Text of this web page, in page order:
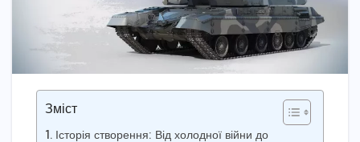
Зміст
Історія створення: Від холодної війни до